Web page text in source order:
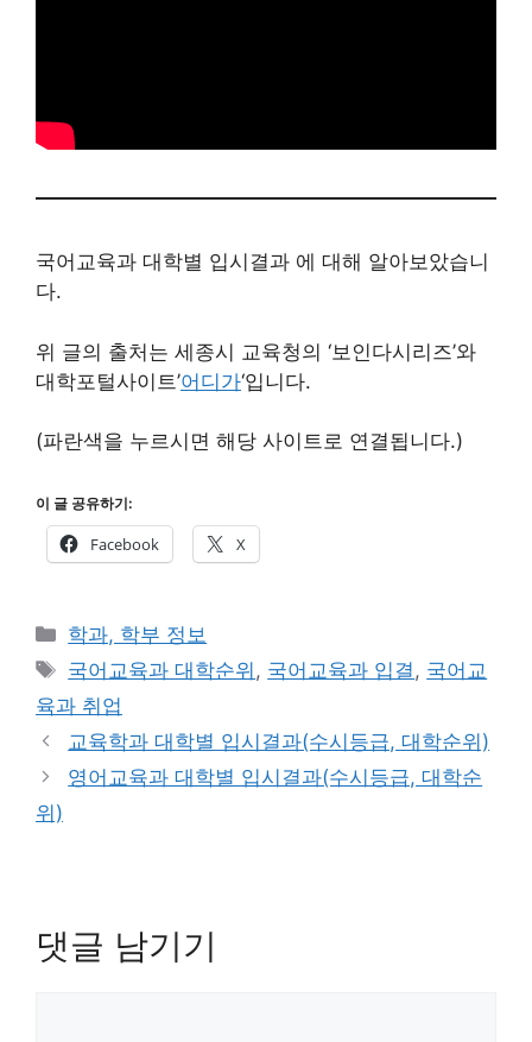
국어교육과 대학별 입시결과 에 대해 알아보았습니
다.
위 글의 출처는 세종시 교육청의 ‘보인다시리즈’와
대학포털사이트’어디가‘입니다.
(파란색을 누르시면 해당 사이트로 연결됩니다.)
이 글 공유하기:
Facebook X
카
테
고
리
학과, 학부 정보
태
그
국어교육과 대학순위 , 국어교육과 입결 , 국어교
육과 취업
교육학과 대학별 입시결과(수시등급, 대학순위)
영어교육과 대학별 입시결과(수시등급, 대학순
위)
댓글 남기기